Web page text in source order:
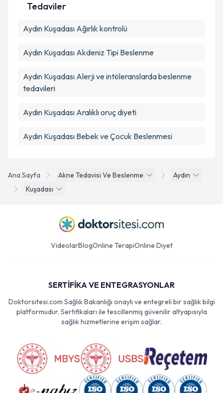
Ana Sayfa Akne Tedavisi Ve Beslenme
Aydın
Kuşadası
Tedaviler
Aydın Kuşadası Ağırlık kontrolü
Aydın Kuşadası Akdeniz Tipi Beslenme
Aydın Kuşadası Alerji ve intöleranslarda beslenme
tedavileri
Aydın Kuşadası Aralıklı oruç diyeti
Aydın Kuşadası Bebek ve Çocuk Beslenmesi
VideolarBlogOnline TerapiOnline Diyet
SERTİFİKA VE ENTEGRASYONLAR
Doktorsitesi.com Sağlık Bakanlığı onaylı ve entegreli bir sağlık bilgi
platformudur. Sertifikaları ile tescillenmiş güvenilir altyapısıyla
sağlık hizmetlerine erişim sağlar.